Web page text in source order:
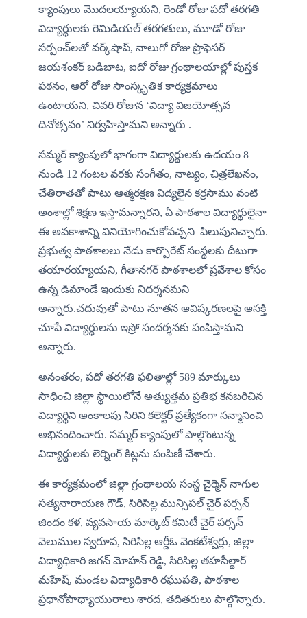
క్యాంపులు మొదలయ్యాయని, రెండో రోజు పదో తరగతి
విద్యార్థులకు రెమిడియల్ తరగతులు, మూడో రోజు
సర్పంచ్‌లతో వర్క్‌షాప్, నాలుగో రోజు ప్రొఫెసర్
జయశంకర్ బడిబాట, ఐదో రోజు గ్రంథాలయాల్లో పుస్తక
పఠనం, ఆరో రోజు సాంస్కృతిక కార్యక్రమాలు
ఉంటాయని, చివరి రోజున ‘విద్యా విజయోత్సవ
దినోత్సవం’ నిర్వహిస్తామని అన్నారు .
​సమ్మర్ క్యాంపులో భాగంగా విద్యార్థులకు ఉదయం 8
నుండి 12 గంటల వరకు సంగీతం, నాట్యం, చిత్రలేఖనం,
చేతిరాతతో పాటు ఆత్మరక్షణ విద్యలైన కర్రసాము వంటి
అంశాల్లో శిక్షణ ఇస్తామన్నారని, ఏ పాఠశాల విద్యార్థులైనా
ఈ అవకాశాన్ని వినియోగించుకోవచ్చని  పిలుపునిచ్చారు.
ప్రభుత్వ పాఠశాలలు నేడు కార్పొరేట్ సంస్థలకు దీటుగా
తయారయ్యాయని, గీతానగర్ పాఠశాలలో ప్రవేశాల కోసం
ఉన్న డిమాండే ఇందుకు నిదర్శనమని
అన్నారు.చదువుతో పాటు నూతన ఆవిష్కరణలపై ఆసక్తి
చూపే విద్యార్థులను ఇస్రో సందర్శనకు పంపిస్తామని
అన్నారు.
​అనంతరం, పదో తరగతి ఫలితాల్లో 589 మార్కులు
సాధించి జిల్లా స్థాయిలోనే అత్యుత్తమ ప్రతిభ కనబరిచిన
విద్యార్థిని అంకాలపు సిరిని కలెక్టర్ ప్రత్యేకంగా సన్మానించి
అభినందించారు. సమ్మర్ క్యాంపులో పాల్గొంటున్న
విద్యార్థులకు లెర్నింగ్ కిట్లను పంపిణీ చేశారు.
ఈ కార్యక్రమంలో జిల్లా గ్రంథాలయ సంస్థ చైర్మెన్ నాగుల
సత్యనారాయణ గౌడ్, సిరిసిల్ల మున్సిపల్ చైర్ పర్సన్
జిందం కళ, వ్యవసాయ మార్కెట్ కమిటీ చైర్ పర్సన్
వెలుముల స్వరూప, సిరిసిల్ల ఆర్డీఓ వెంకటేశ్వర్లు, జిల్లా
విద్యాధికారి జగన్ మోహన్ రెడ్డి, సిరిసిల్ల తహసీల్దార్
మహేష్, మండల విద్యాధికారి రఘుపతి, పాఠశాల
ప్రధానోపాధ్యాయురాలు శారద, తదితరులు పాల్గొన్నారు.